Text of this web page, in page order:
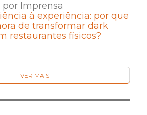
por Imprensa
à experiência: por que
de transformar dark
restaurantes físicos?
VER MAIS